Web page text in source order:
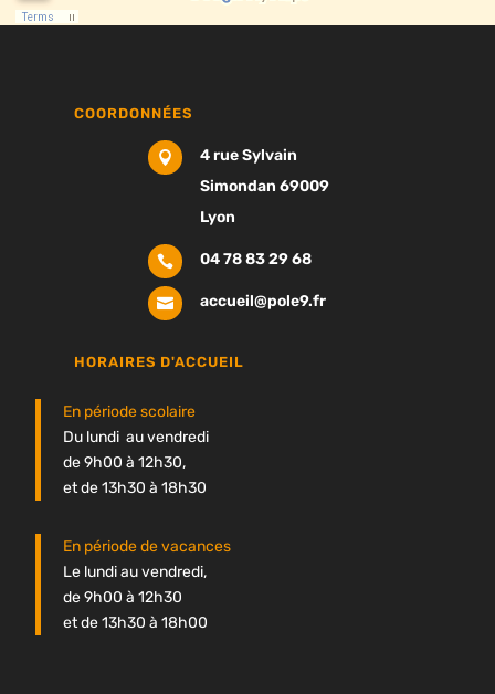
COORDONNÉES

4 rue Sylvain
Simondan 69009
Lyon
 04 78 83 29 68
 accueil@pole9.fr
HORAIRES D'ACCUEIL
En période scolaire
Du lundi au vendredi
de 9h00 à 12h30,
et de 13h30 à 18h30
En période de vacances
Le lundi au vendredi,
de 9h00 à 12h30
et de 13h30 à 18h00